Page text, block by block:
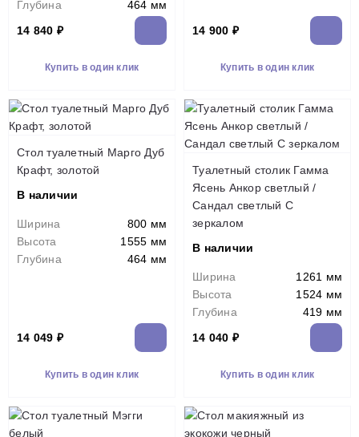
Глубина
464 мм
14 840 ₽
Купить в один клик
14 900 ₽
Купить в один клик
Стол туалетный Марго Дуб
Крафт, золотой
В наличии
Ширина
800 мм
Высота
1555 мм
Глубина
464 мм
14 049 ₽
Купить в один клик
Туалетный столик Гамма
Ясень Анкор светлый /
Сандал светлый С
зеркалом
В наличии
Ширина
1261 мм
Высота
1524 мм
Глубина
419 мм
14 040 ₽
Купить в один клик